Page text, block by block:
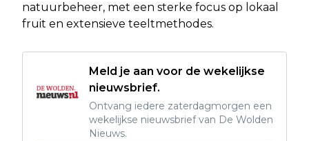
natuurbeheer, met een sterke focus op lokaal
fruit en extensieve teeltmethodes.
Meld je aan voor de wekelijkse
nieuwsbrief.
Ontvang iedere zaterdagmorgen een
wekelijkse nieuwsbrief van De Wolden
Nieuws.